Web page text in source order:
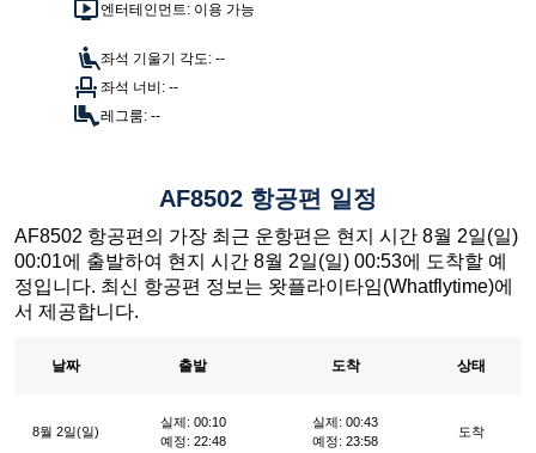
엔터테인먼트: 이용 가능
좌석 기울기 각도: --
좌석 너비: --
레그룸: --
AF8502 항공편 일정
AF8502 항공편의 가장 최근 운항편은 현지 시간 8월 2일(일)
00:01에 출발하여 현지 시간 8월 2일(일) 00:53에 도착할 예
정입니다. 최신 항공편 정보는 왓플라이타임(Whatflytime)에
서 제공합니다.
날짜 출발 도착 상태
8월 2일(일)
실제: 00:10
예정: 22:48
실제: 00:43
예정: 23:58
도착